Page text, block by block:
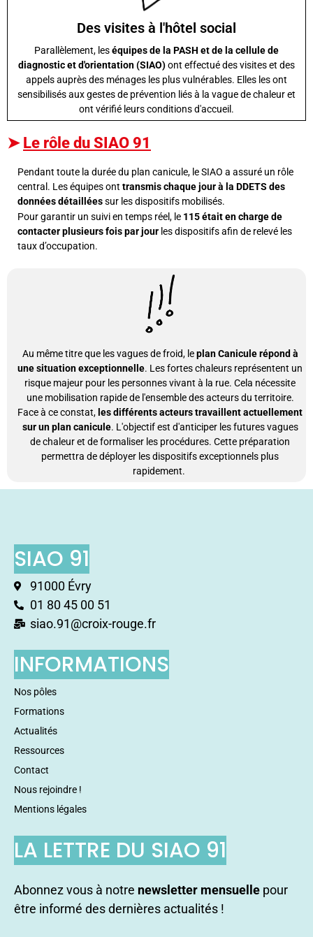
Des visites à l'hôtel social
Parallèlement, leséquipes de la PASH et de la cellule de
diagnostic et d'orientation (SIAO)ont effectué des visites et des
appels auprès des ménages les plus vulnérables. Elles les ont
sensibilisés aux gestes de prévention liés à la vague de chaleur et
ont vérifié leurs conditions d'accueil.
➤ Le rôle du SIAO 91
Pendant toute la durée du plan canicule, le SIAO a assuré un rôle
central. Les équipes ont transmis chaque jour à la DDETS des
données détailléessur les dispositifs mobilisés.
Pour garantir un suivi en temps réel, le 115 était en charge de
contacter plusieurs fois par jour les dispositifs afin de relevé les
taux d’occupation.
Au même titre que les vagues de froid, leplan Canicule répond à
une situation exceptionnelle. Les fortes chaleurs représentent un
risque majeur pour les personnes vivant à la rue. Cela nécessite
une mobilisation rapide de l'ensemble des acteurs du territoire.
Face à ce constat, les différents acteurs travaillent actuellement
sur un plan canicule. L'objectif est d'anticiper les futures vagues
de chaleur et de formaliser les procédures. Cette préparation
permettra de déployer les dispositifs exceptionnels plus
rapidement.
SIAO 91
91000 Évry
01 80 45 00 51
siao.91@croix-rouge.fr
INFORMATIONS
Nos pôles
Formations
Actualités
Ressources
Contact
Nous rejoindre !
Mentions légales
LA LETTRE DU SIAO 91
Abonnez vous à notre newsletter mensuelle pour
être informé des dernières actualités !